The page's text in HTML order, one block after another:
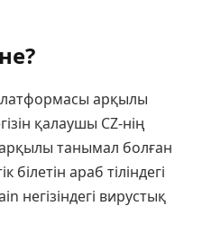
арқылы
қалаушы CZ-нің
арқылы танымал болған
араб тіліндегі
негізіндегі вирустық